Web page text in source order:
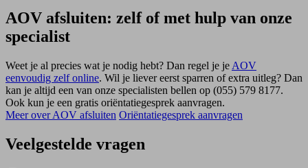
AOV afsluiten: zelf of met hulp van onze
specialist
Weet je al precies wat je nodig hebt? Dan regel je je AOV
eenvoudig zelf online. Wil je liever eerst sparren of extra uitleg? Dan
kan je altijd een van onze specialisten bellen op (055) 579 8177.
Ook kun je een gratis oriëntatiegesprek aanvragen.
Meer over AOV afsluiten Oriëntatiegesprek aanvragen
Veelgestelde vragen